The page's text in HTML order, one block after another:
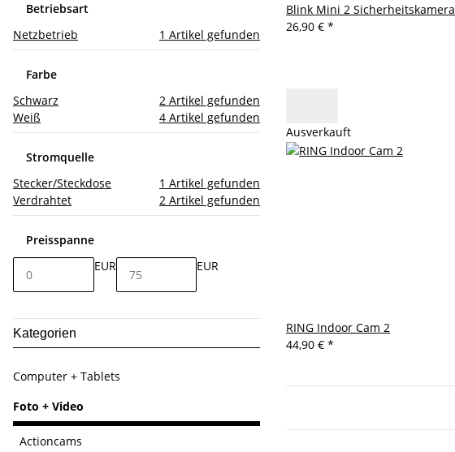
Blink Mini 2 Sicherheitskamera
26,90 € *
Ausverkauft
RING Indoor Cam 2
44,90 € *
Betriebsart
Netzbetrieb
1 Artikel gefunden
Farbe
Schwarz
2 Artikel gefunden
Weiß
4 Artikel gefunden
Stromquelle
Stecker/Steckdose
1 Artikel gefunden
Verdrahtet
2 Artikel gefunden
Preisspanne
EUR
EUR
Kategorien
Computer + Tablets
Foto + Video
Actioncams